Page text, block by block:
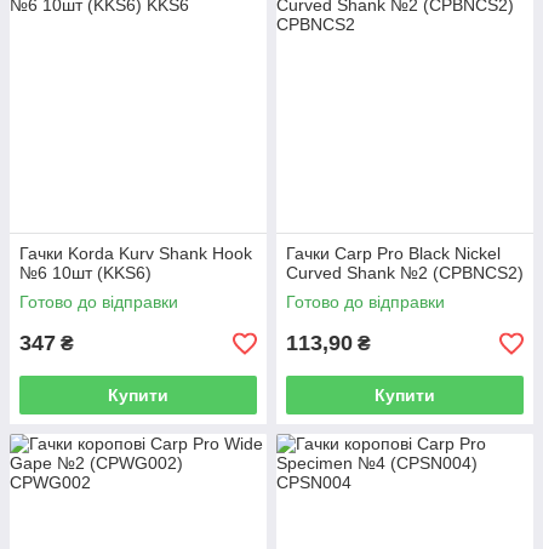
Гачки Korda Kurv Shank Hook
№6 10шт (KKS6)
Готово до відправки
347 ₴
Купити
Гачки Carp Pro Black Nickel
Curved Shank №2 (CPBNCS2)
Готово до відправки
113,90 ₴
Купити